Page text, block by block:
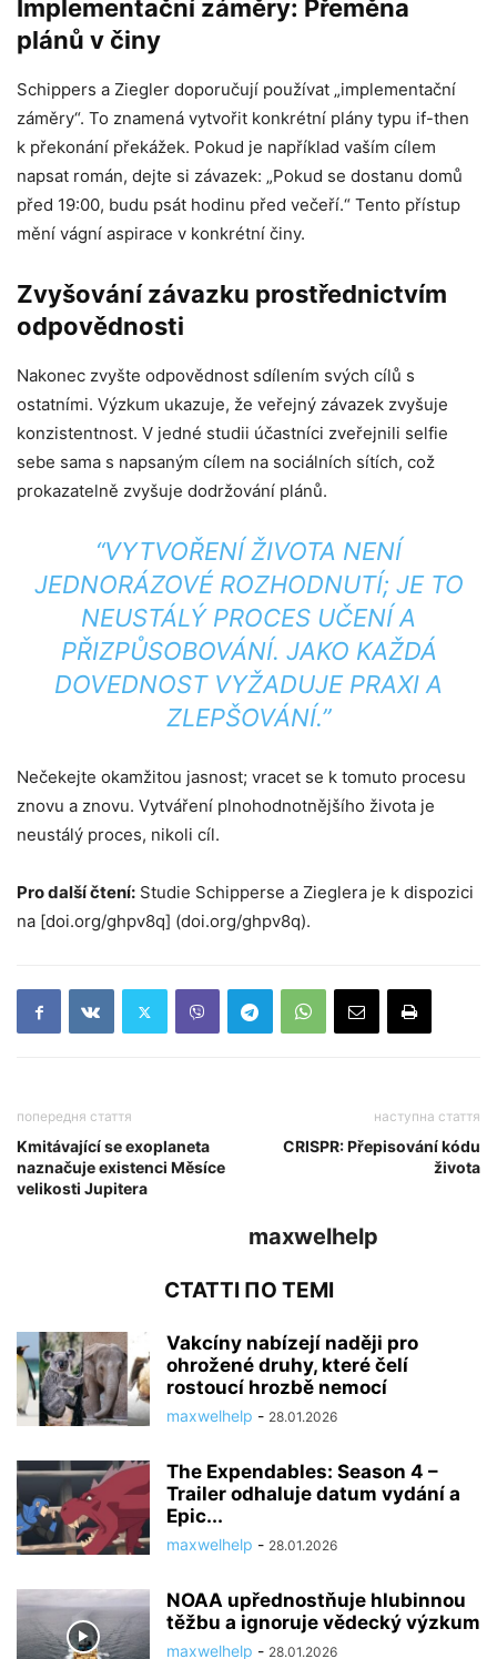
Implementační záměry: Přeměna
plánů v činy
Schippers a Ziegler doporučují používat „implementační
záměry“. To znamená vytvořit konkrétní plány typu if-then
k překonání překážek. Pokud je například vaším cílem
napsat román, dejte si závazek: „Pokud se dostanu domů
před 19:00, budu psát hodinu před večeří.“ Tento přístup
mění vágní aspirace v konkrétní činy.
Zvyšování závazku prostřednictvím
odpovědnosti
Nakonec zvyšte odpovědnost sdílením svých cílů s
ostatními. Výzkum ukazuje, že veřejný závazek zvyšuje
konzistentnost. V jedné studii účastníci zveřejnili selfie
sebe sama s napsaným cílem na sociálních sítích, což
prokazatelně zvyšuje dodržování plánů.
“VYTVOŘENÍ ŽIVOTA NENÍ
JEDNORÁZOVÉ ROZHODNUTÍ; JE TO
NEUSTÁLÝ PROCES UČENÍ A
PŘIZPŮSOBOVÁNÍ. JAKO KAŽDÁ
DOVEDNOST VYŽADUJE PRAXI A
ZLEPŠOVÁNÍ.”
Nečekejte okamžitou jasnost; vracet se k tomuto procesu
znovu a znovu. Vytváření plnohodnotnějšího života je
neustálý proces, nikoli cíl.
Pro další čtení: Studie Schipperse a Zieglera je k dispozici
na [doi.org/ghpv8q] (doi.org/ghpv8q).
попередня стаття
Kmitávající se exoplaneta
naznačuje existenci Měsíce
velikosti Jupitera
наступна стаття
CRISPR: Přepisování kódu
života
maxwelhelp
СТАТТІ ПО ТЕМІ
Vakcíny nabízejí naději pro
ohrožené druhy, které čelí
rostoucí hrozbě nemocí
maxwelhelp - 28.01.2026
The Expendables: Season 4 –
Trailer odhaluje datum vydání a
Epic...
maxwelhelp - 28.01.2026
NOAA upřednostňuje hlubinnou
těžbu a ignoruje vědecký výzkum
maxwelhelp - 28.01.2026